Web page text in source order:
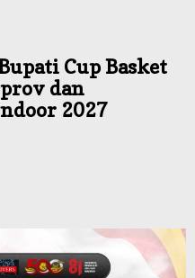
Cup Basket
dan
2027
Dua
Khusus